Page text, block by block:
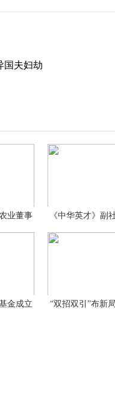
国夫妇劫
业董事
《中华英才》副
礼
金成立
“双招双引”布新